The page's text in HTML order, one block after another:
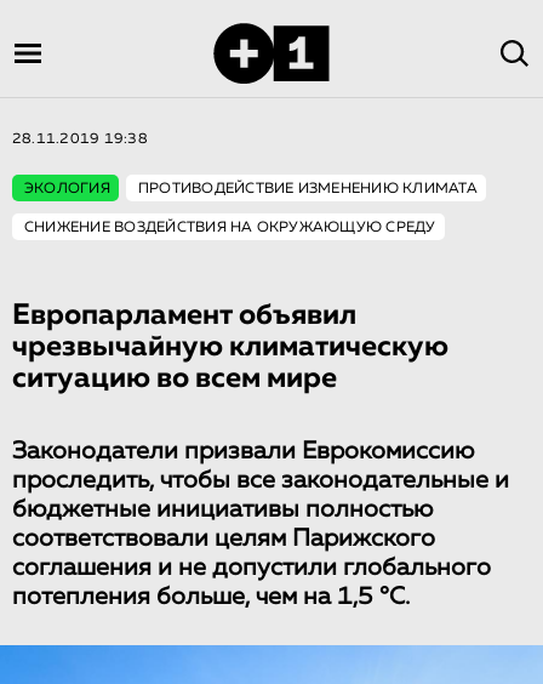
28.11.2019 19:38
ЭКОЛОГИЯ ПРОТИВОДЕЙСТВИЕ ИЗМЕНЕНИЮ КЛИМАТА
СНИЖЕНИЕ ВОЗДЕЙСТВИЯ НА ОКРУЖАЮЩУЮ СРЕДУ
Европарламент объявил
чрезвычайную климатическую
ситуацию во всем мире
Законодатели призвали Еврокомиссию
проследить, чтобы все законодательные и
бюджетные инициативы полностью
соответствовали целям Парижского
соглашения и не допустили глобального
потепления больше, чем на 1,5 °C.